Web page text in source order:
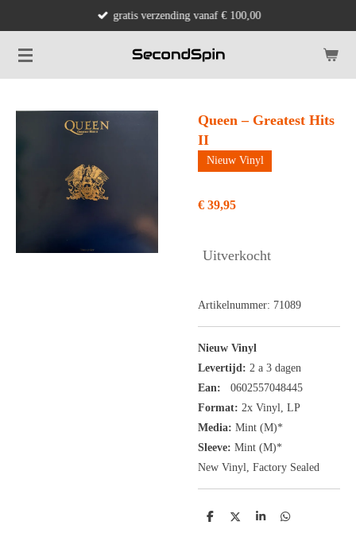
naar
de
gratis verzending vanaf € 100,00
Queen – Greatest Hits
II
Nieuw Vinyl
€ 39,95
Uitverkocht
Artikelnummer: 71089
Nieuw Vinyl
Levertijd: 2 a 3 dagen
Ean:
0602557048445
Format: 2x Vinyl, LP
Media: Mint (M)*
Sleeve: Mint (M)*
New Vinyl, Factory Sealed
D
D
S
D